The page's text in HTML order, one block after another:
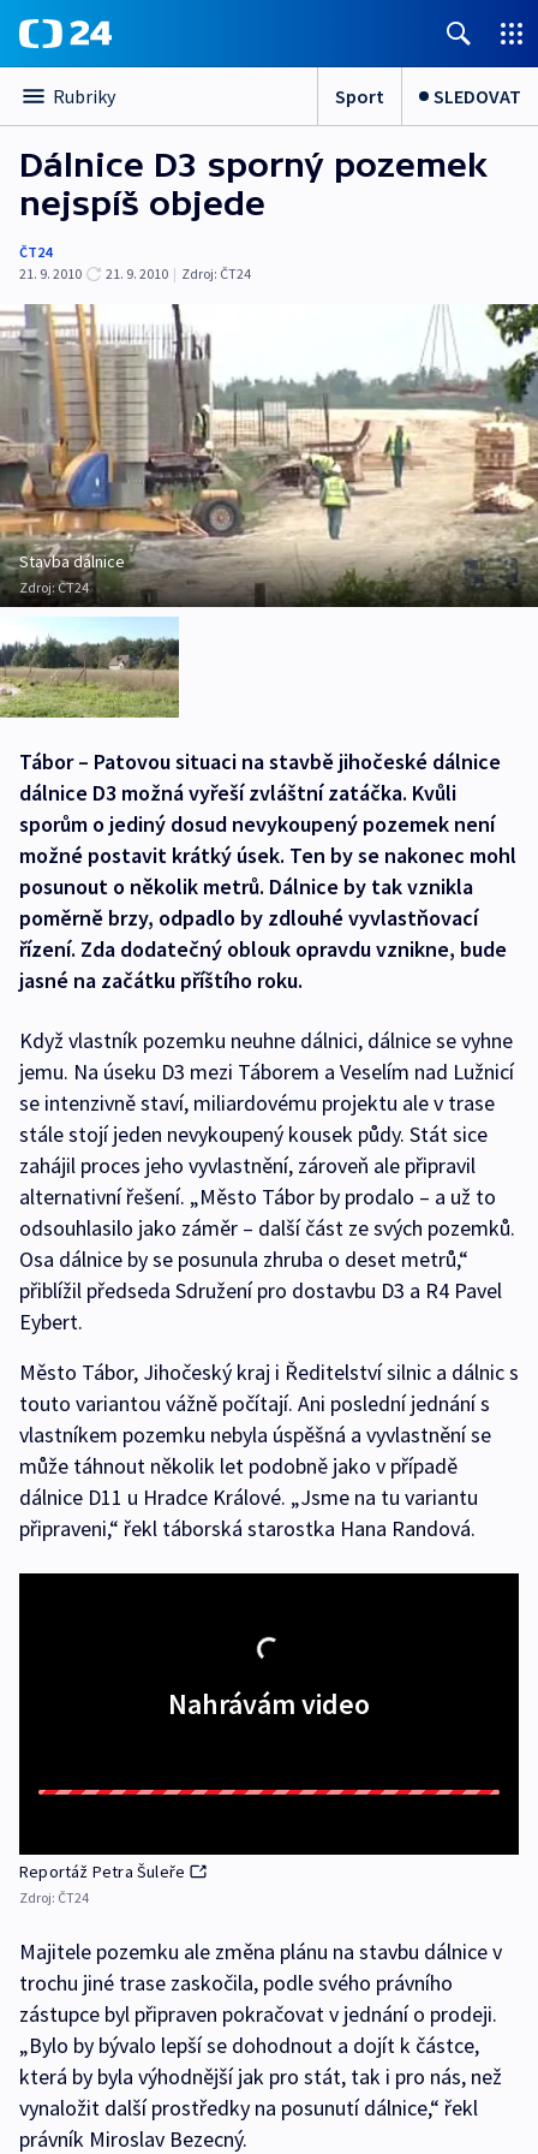
Rubriky Sport SLEDOVAT
Dálnice D3 sporný pozemek
nejspíš objede
ČT24
21. 9. 2010
21. 9. 2010 | Zdroj: ČT24
Stavba dálnice
Zdroj:ČT24
Tábor – Patovou situaci na stavbě jihočeské dálnice
dálnice D3 možná vyřeší zvláštní zatáčka. Kvůli
sporům o jediný dosud nevykoupený pozemek není
možné postavit krátký úsek. Ten by se nakonec mohl
posunout o několik metrů. Dálnice by tak vznikla
poměrně brzy, odpadlo by zdlouhé vyvlastňovací
řízení. Zda dodatečný oblouk opravdu vznikne, bude
jasné na začátku příštího roku.
Když vlastník pozemku neuhne dálnici, dálnice se vyhne
jemu. Na úseku D3 mezi Táborem a Veselím nad Lužnicí
se intenzivně staví, miliardovému projektu ale v trase
stále stojí jeden nevykoupený kousek půdy. Stát sice
zahájil proces jeho vyvlastnění, zároveň ale připravil
alternativní řešení. „Město Tábor by prodalo – a už to
odsouhlasilo jako záměr – další část ze svých pozemků.
Osa dálnice by se posunula zhruba o deset metrů,“
přiblížil předseda Sdružení pro dostavbu D3 a R4 Pavel
Eybert.
Město Tábor, Jihočeský kraj i Ředitelství silnic a dálnic s
touto variantou vážně počítají. Ani poslední jednání s
vlastníkem pozemku nebyla úspěšná a vyvlastnění se
může táhnout několik let podobně jako v případě
dálnice D11 u Hradce Králové. „Jsme na tu variantu
připraveni,“ řekl táborská starostka Hana Randová.
Nahrávám video
Reportáž Petra Šuleře
Zdroj: ČT24
Majitele pozemku ale změna plánu na stavbu dálnice v
trochu jiné trase zaskočila, podle svého právního
zástupce byl připraven pokračovat v jednání o prodeji.
„Bylo by bývalo lepší se dohodnout a dojít k částce,
která by byla výhodnější jak pro stát, tak i pro nás, než
vynaložit další prostředky na posunutí dálnice,“ řekl
právník Miroslav Bezecný.